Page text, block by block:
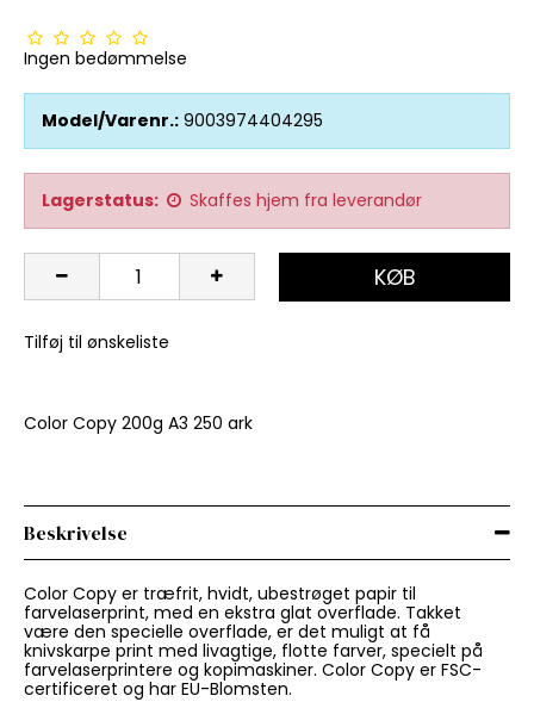
Ingen bedømmelse
Model/Varenr.: 9003974404295
Lagerstatus: Skaffes hjem fra leverandør
KØB
Tilføj til ønskeliste
Color Copy 200g A3 250 ark
Beskrivelse
Color Copy er træfrit, hvidt, ubestrøget papir til
farvelaserprint, med en ekstra glat overflade. Takket
være den specielle overflade, er det muligt at få
knivskarpe print med livagtige, flotte farver, specielt på
farvelaserprintere og kopimaskiner. Color Copy er FSC-
certificeret og har EU-Blomsten.